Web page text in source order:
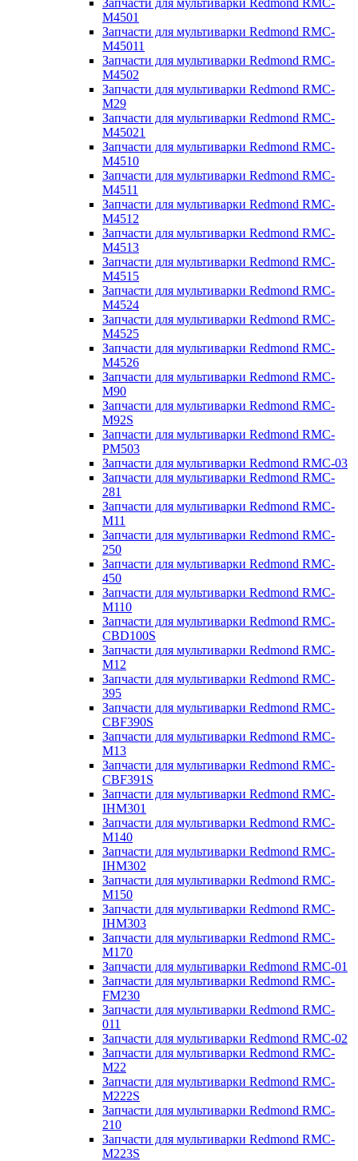
Запчасти для мультиварки Redmond RMC-
M4501
Запчасти для мультиварки Redmond RMC-
M45011
Запчасти для мультиварки Redmond RMC-
M4502
Запчасти для мультиварки Redmond RMC-
M29
Запчасти для мультиварки Redmond RMC-
M45021
Запчасти для мультиварки Redmond RMC-
M4510
Запчасти для мультиварки Redmond RMC-
M4511
Запчасти для мультиварки Redmond RMC-
M4512
Запчасти для мультиварки Redmond RMC-
M4513
Запчасти для мультиварки Redmond RMC-
M4515
Запчасти для мультиварки Redmond RMC-
M4524
Запчасти для мультиварки Redmond RMC-
M4525
Запчасти для мультиварки Redmond RMC-
M4526
Запчасти для мультиварки Redmond RMC-
M90
Запчасти для мультиварки Redmond RMC-
M92S
Запчасти для мультиварки Redmond RMC-
PM503
Запчасти для мультиварки Redmond RMC-03
Запчасти для мультиварки Redmond RMC-
281
Запчасти для мультиварки Redmond RMC-
M11
Запчасти для мультиварки Redmond RMC-
250
Запчасти для мультиварки Redmond RMC-
450
Запчасти для мультиварки Redmond RMC-
M110
Запчасти для мультиварки Redmond RMC-
CBD100S
Запчасти для мультиварки Redmond RMC-
M12
Запчасти для мультиварки Redmond RMC-
395
Запчасти для мультиварки Redmond RMC-
CBF390S
Запчасти для мультиварки Redmond RMC-
M13
Запчасти для мультиварки Redmond RMC-
CBF391S
Запчасти для мультиварки Redmond RMC-
IHM301
Запчасти для мультиварки Redmond RMC-
M140
Запчасти для мультиварки Redmond RMC-
IHM302
Запчасти для мультиварки Redmond RMC-
M150
Запчасти для мультиварки Redmond RMC-
IHM303
Запчасти для мультиварки Redmond RMC-
M170
Запчасти для мультиварки Redmond RMC-01
Запчасти для мультиварки Redmond RMC-
FM230
Запчасти для мультиварки Redmond RMC-
011
Запчасти для мультиварки Redmond RMC-02
Запчасти для мультиварки Redmond RMC-
M22
Запчасти для мультиварки Redmond RMC-
M222S
Запчасти для мультиварки Redmond RMC-
210
Запчасти для мультиварки Redmond RMC-
M223S